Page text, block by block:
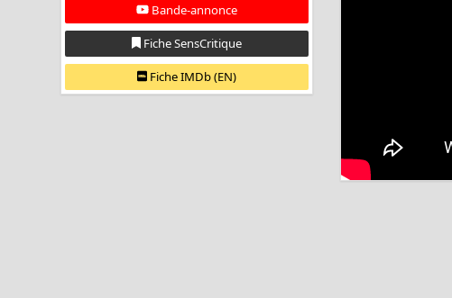
Bande-annonce
Fiche SensCritique
Fiche IMDb (EN)